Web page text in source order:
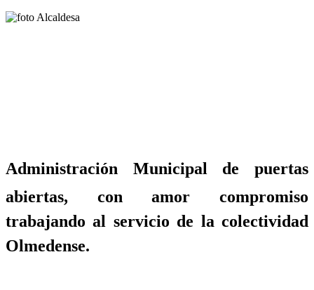
Administración Municipal de puertas
abiertas, con amor compromiso
trabajando al servicio de la colectividad
Olmedense.